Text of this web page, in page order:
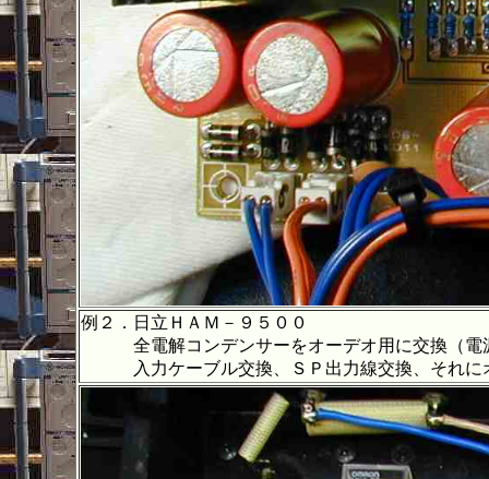
例２．日立ＨＡＭ－９５００
全電解コンデンサーをオーデオ用に交換（電源
入力ケーブル交換、ＳＰ出力線交換、それに